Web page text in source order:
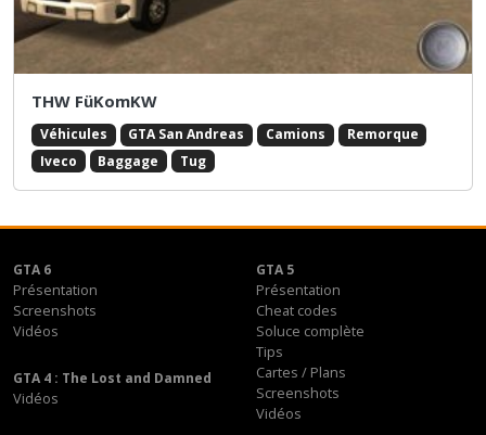
THW FüKomKW
Véhicules GTA San Andreas Camions
Remorque
Iveco
Baggage Tug
GTA 6
Présentation
Screenshots
Vidéos
GTA 5
Présentation
Cheat codes
Soluce complète
Tips
Cartes / Plans
Screenshots
Vidéos
GTA 4 : The Lost and Damned
Vidéos